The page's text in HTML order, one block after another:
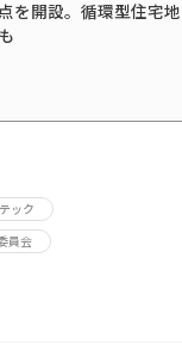
を開設。循環型住宅地
ック
員会